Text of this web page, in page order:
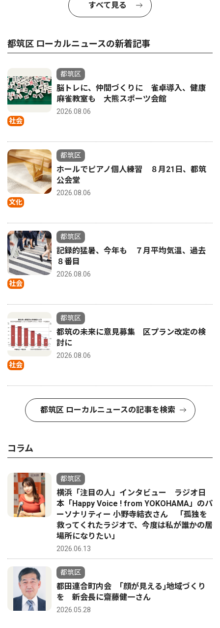
すべて見る
都筑区 ローカルニュースの新着記事
社会
都筑区
脳トレに、仲間づくりに 雀卓導入、健康
麻雀教室も 大熊スポーツ会館
2026.08.06
文化
都筑区
ホールでピアノ個人練習 ８月21日、都筑
公会堂
2026.08.06
社会
都筑区
記録的猛暑、今年も ７月平均気温、過去
８番目
2026.08.06
社会
都筑区
都筑の未来に意見募集 区プラン改定の検
討に
2026.08.06
都筑区 ローカルニュースの記事を検索
コラム
都筑区
横浜「注目の人」インタビュー ラジオ日
本「Happy Voice ! from YOKOHAMA」のパ
ーソナリティー 小野寺結衣さん 「孤独を
救ってくれたラジオで、今度は私が誰かの居
場所になりたい」
2026.06.13
都筑区
都田連合町内会 ｢顔が見える｣地域づくり
を 新会長に齋藤健一さん
2026.05.28